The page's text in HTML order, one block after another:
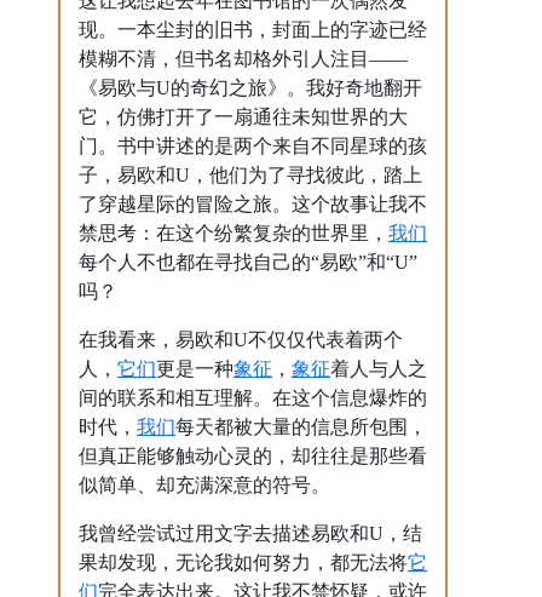
现。一本尘封的旧书，封面上的字迹已经
模糊不清，但书名却格外引人注目——
《易欧与U的奇幻之旅》。我好奇地翻开
它，仿佛打开了一扇通往未知世界的大
门。书中讲述的是两个来自不同星球的孩
子，易欧和U，他们为了寻找彼此，踏上
了穿越星际的冒险之旅。这个故事让我不
禁思考：在这个纷繁复杂的世界里， 我们
每个人不也都在寻找自己的“易欧”和“U”
吗？
在我看来，易欧和U不仅仅代表着两个
人， 它们更是一种象征 ， 象征着人与人之
间的联系和相互理解。在这个信息爆炸的
时代， 我们每天都被大量的信息所包围，
但真正能够触动心灵的，却往往是那些看
似简单、却充满深意的符号。
我曾经尝试过用文字去描述易欧和U，结
果却发现，无论我如何努力，都无法将它
们完全表达出来。这让我不禁怀疑，或许